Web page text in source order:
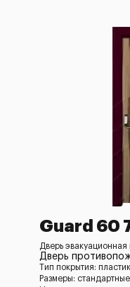
Guard 60
Дверь
Дверь
Тип покрытия: пластик
Размеры: